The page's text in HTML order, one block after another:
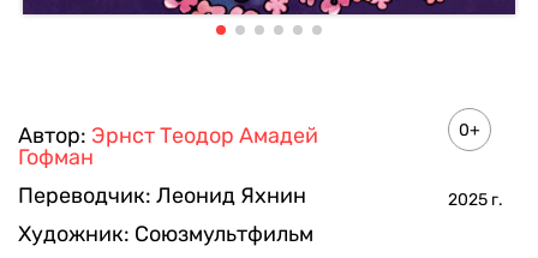
Автор: Эрнст Теодор Амадей
Гофман
Переводчик: Леонид Яхнин
Художник: Союзмультфильм
0+
2025 г.